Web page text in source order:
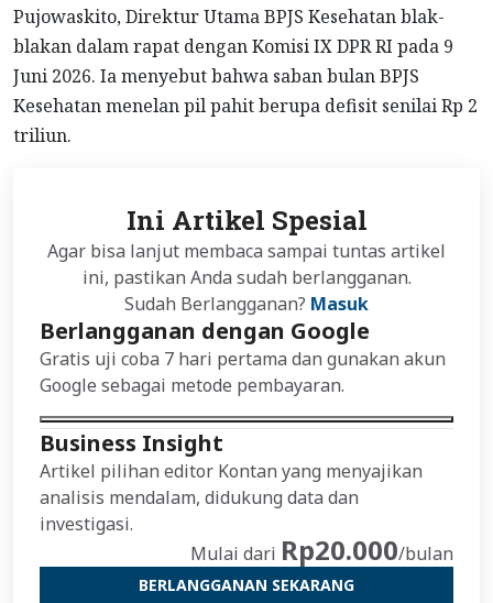
Pujowaskito, Direktur Utama BPJS Kesehatan blak-
blakan dalam rapat dengan Komisi IX DPR RI pada 9
Juni 2026. Ia menyebut bahwa saban bulan BPJS
Kesehatan menelan pil pahit berupa defisit senilai Rp 2
triliun.
Ini Artikel Spesial
Agar bisa lanjut membaca sampai tuntas artikel
ini, pastikan Anda sudah berlangganan.
Sudah Berlangganan? Masuk
Berlangganan dengan Google
Gratis uji coba 7 hari pertama dan gunakan akun
Google sebagai metode pembayaran.
Business Insight
Artikel pilihan editor Kontan yang menyajikan
analisis mendalam, didukung data dan
investigasi.
Mulai dari Rp20.000/bulan
BERLANGGANAN SEKARANG